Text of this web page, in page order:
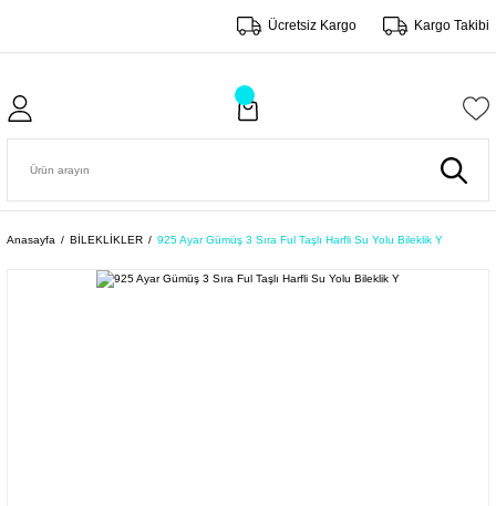
Ücretsiz Kargo Kargo Takibi
Anasayfa BİLEKLİKLER 925 Ayar Gümüş 3 Sıra Ful Taşlı Harfli Su Yolu Bileklik Y